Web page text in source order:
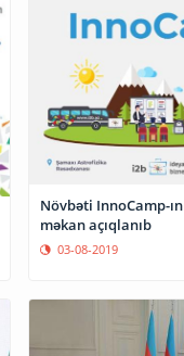
Növbəti InnoCamp-
məkan açıqlanıb
03-08-2019